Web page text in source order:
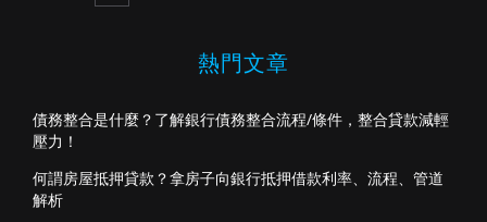
熱門文章
債務整合是什麼？了解銀行債務整合流程/條件，整合貸款減輕
壓力！
何謂房屋抵押貸款？拿房子向銀行抵押借款利率、流程、管道
解析